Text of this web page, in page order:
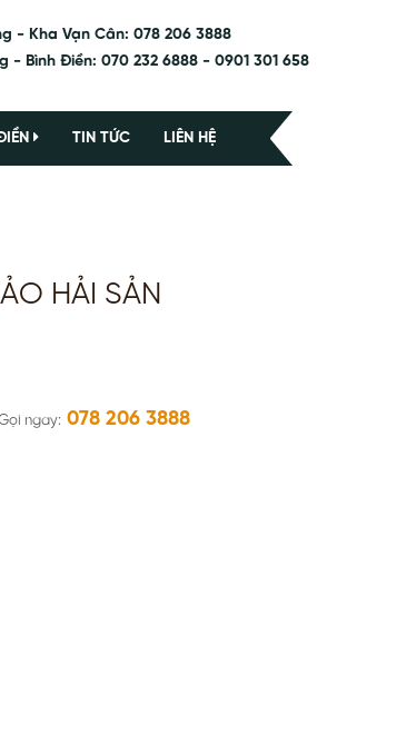
- Kha Vạn Cân: 078 206 3888
- Bình Điền: 070 232 6888 - 0901 301 658
TIN TỨC LIÊN HỆ
HẢI SẢN
ngay: 078 206 3888